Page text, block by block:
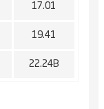
17.01
19.41
22.24B